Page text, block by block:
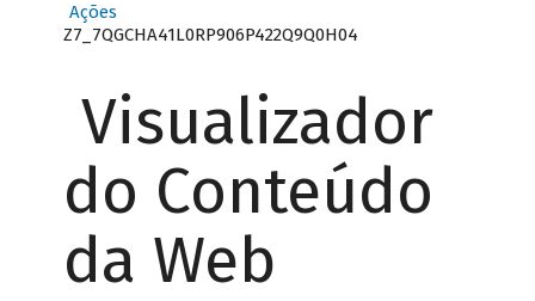
Ações
Z7_7QGCHA41L0RP906P422Q9Q0H04
Visualizador
do Conteúdo
da Web